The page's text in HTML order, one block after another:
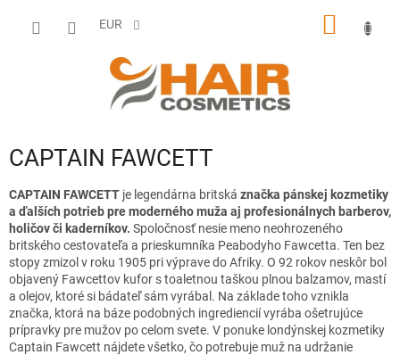
EUR
CAPTAIN FAWCETT
CAPTAIN FAWCETT je legendárna britská značka pánskej kozmetiky
a ďalších potrieb pre moderného muža aj profesionálnych barberov,
holičov či kaderníkov. Spoločnosť nesie meno neohrozeného
britského cestovateľa a prieskumníka Peabodyho Fawcetta. Ten bez
stopy zmizol v roku 1905 pri výprave do Afriky. O 92 rokov neskôr bol
objavený Fawcettov kufor s toaletnou taškou plnou balzamov, mastí
a olejov, ktoré si bádateľ sám vyrábal. Na základe toho vznikla
značka, ktorá na báze podobných ingrediencií vyrába ošetrujúce
prípravky pre mužov po celom svete. V ponuke londýnskej kozmetiky
Captain Fawcett nájdete všetko, čo potrebuje muž na udržanie